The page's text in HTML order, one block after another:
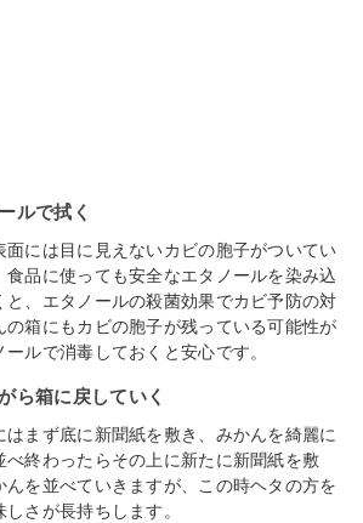
ルで拭く
には目に見えないカビの胞子がついてい
食品に使っても安全なエタノールを染み込
と、エタノールの殺菌効果でカビ予防の対
箱にもカビの胞子が残っている可能性が
ルで消毒しておくと安心です。
ら箱に戻していく
まず底に新聞紙を敷き、みかんを綺麗に
べ終わったらその上に新たに新聞紙を敷
んを並べていきますが、この時ヘタの方を
さが長持ちします。